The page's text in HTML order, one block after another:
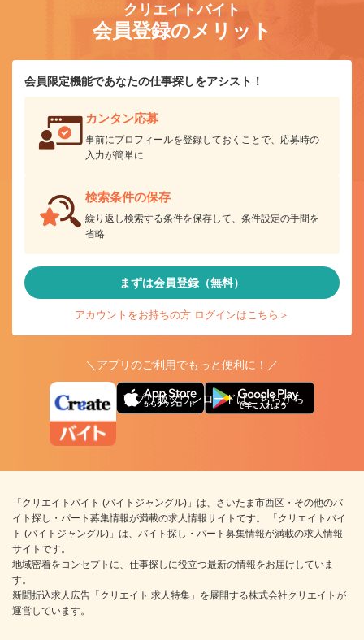
クリエイトバイト
会員登録のメリット
会員限定機能であなたの仕事探しをアシスト！
カンタン応募
事前にプロフィールを登録しておくことで、応募時の
入力が簡単に
検索条件の保存
繰り返し検索する条件を保存して、条件設定の手間を
省略
まずは会員登録（無料）
アカウントをお持ちの方 ログインはこちら＞
＼アプリのご利用でもっと便利に！／
アプリ版ダウンロードはこちらから
「クリエイトバイト (バイトジャングル)」は、さいたま市西区・その他のバ
イト探し・パート募集情報が満載の求人情報サイトです。 「クリエイトバイ
ト (バイトジャングル)」は、バイト探し・パート募集情報が満載の求人情報
サイトです。
地域密着をコンセプトに、仕事探しに役立つ最新の情報をお届けしていま
す。
新聞折込求人広告「クリエイト 求人特集」を展開する株式会社クリエイトが
運営しています。